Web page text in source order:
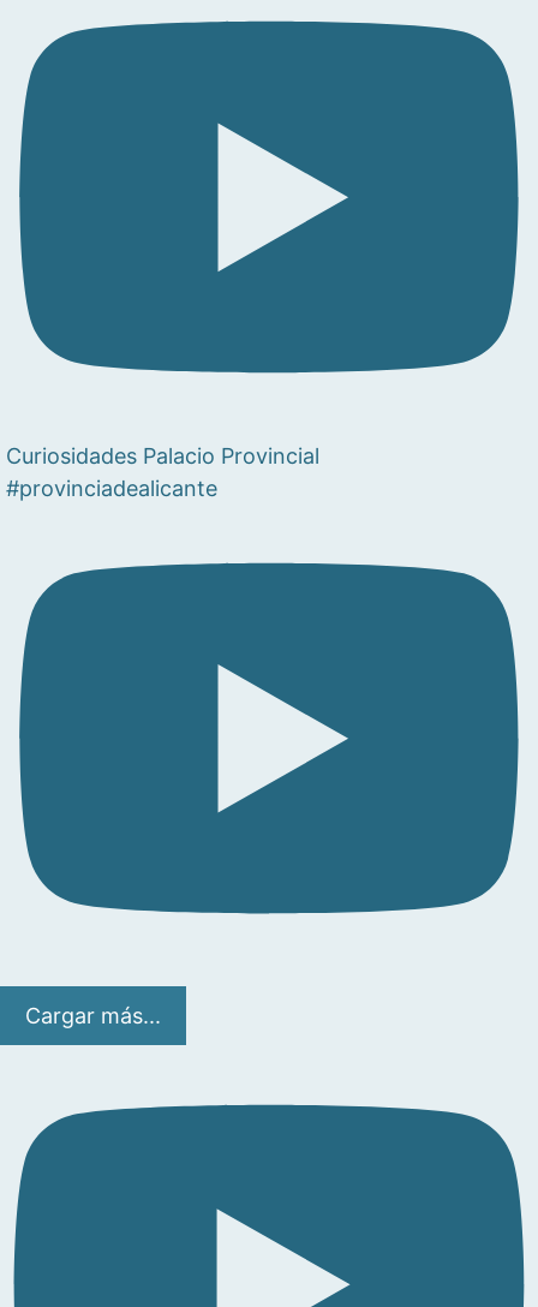
Curiosidades Palacio Provincial
#provinciadealicante
Cargar más...